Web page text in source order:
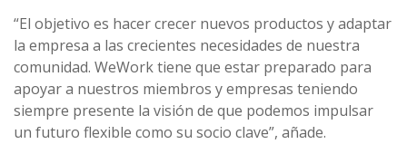
“El objetivo es hacer crecer nuevos productos y adaptar
la empresa a las crecientes necesidades de nuestra
comunidad. WeWork tiene que estar preparado para
apoyar a nuestros miembros y empresas teniendo
siempre presente la visión de que podemos impulsar
un futuro flexible como su socio clave”, añade.